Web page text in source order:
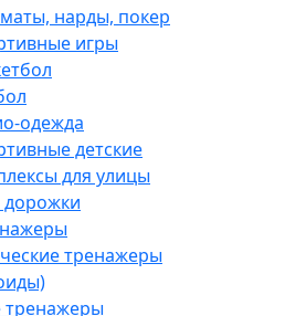
нарды, покер
игры
одежда
детские
для улицы
дорожки
тренажеры
тренажеры